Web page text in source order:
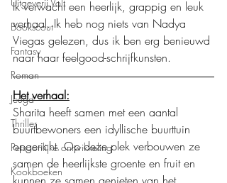
Bookscout
Fantasy
Roman
Jeugd
Thriller
Persoonlijke ontwikkeling
Kookboeken
Ik verwacht een heerlijk, grappig en leuk
verhaal. Ik heb nog niets van Nadya
Viegas gelezen, dus ik ben erg benieuwd
naar haar feelgood-schrijfkunsten.
Het verhaal:
Sharita heeft samen met een aantal
buurtbewoners een idyllische buurttuin
opgericht. Op deze plek verbouwen ze
samen de heerlijkste groente en fruit en